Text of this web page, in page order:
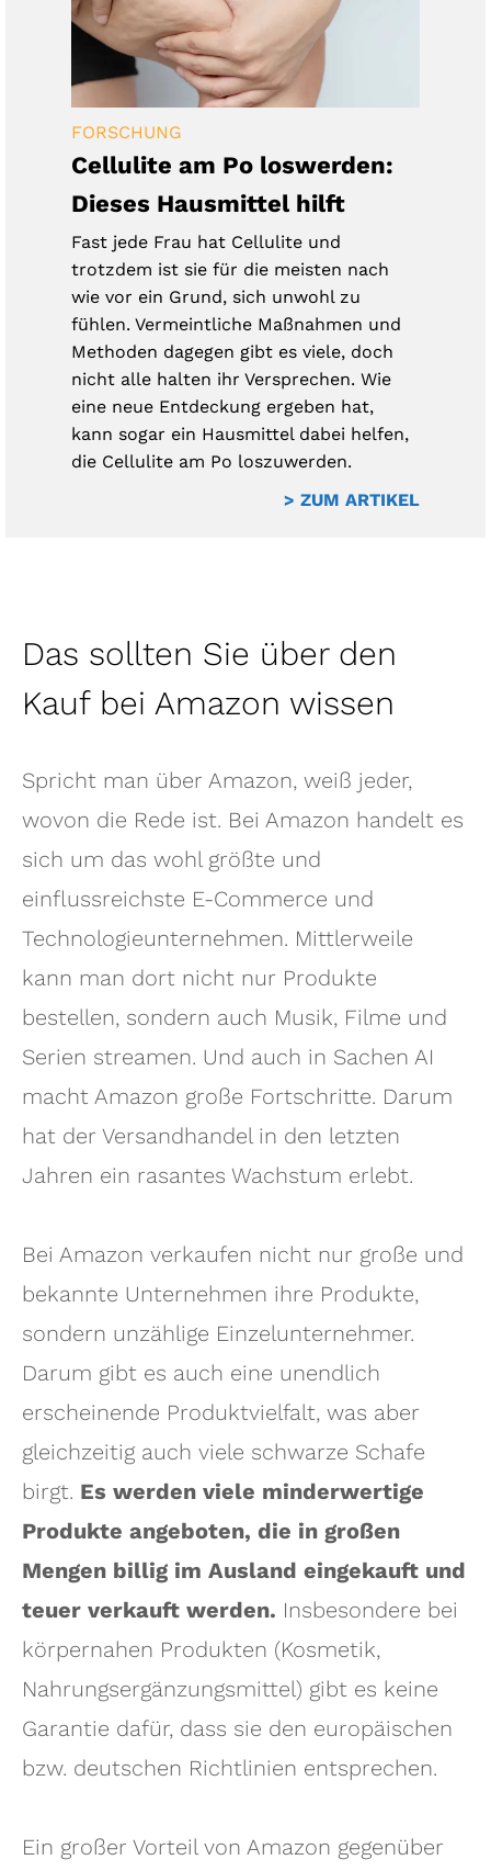
FORSCHUNG
Cellulite am Po loswerden:
Dieses Hausmittel hilft
Fast jede Frau hat Cellulite und
trotzdem ist sie für die meisten nach
wie vor ein Grund, sich unwohl zu
fühlen. Vermeintliche Maßnahmen und
Methoden dagegen gibt es viele, doch
nicht alle halten ihr Versprechen. Wie
eine neue Entdeckung ergeben hat,
kann sogar ein Hausmittel dabei helfen,
die Cellulite am Po loszuwerden.
> ZUM ARTIKEL
Das sollten Sie über den
Kauf bei Amazon wissen
Spricht man über Amazon, weiß jeder,
wovon die Rede ist. Bei Amazon handelt es
sich um das wohl größte und
einflussreichste E-Commerce und
Technologieunternehmen. Mittlerweile
kann man dort nicht nur Produkte
bestellen, sondern auch Musik, Filme und
Serien streamen. Und auch in Sachen AI
macht Amazon große Fortschritte. Darum
hat der Versandhandel in den letzten
Jahren ein rasantes Wachstum erlebt.
Bei Amazon verkaufen nicht nur große und
bekannte Unternehmen ihre Produkte,
sondern unzählige Einzelunternehmer.
Darum gibt es auch eine unendlich
erscheinende Produktvielfalt, was aber
gleichzeitig auch viele schwarze Schafe
birgt. Es werden viele minderwertige
Produkte angeboten, die in großen
Mengen billig im Ausland eingekauft und
teuer verkauft werden. Insbesondere bei
körpernahen Produkten (Kosmetik,
Nahrungsergänzungsmittel) gibt es keine
Garantie dafür, dass sie den europäischen
bzw. deutschen Richtlinien entsprechen.
Ein großer Vorteil von Amazon gegenüber